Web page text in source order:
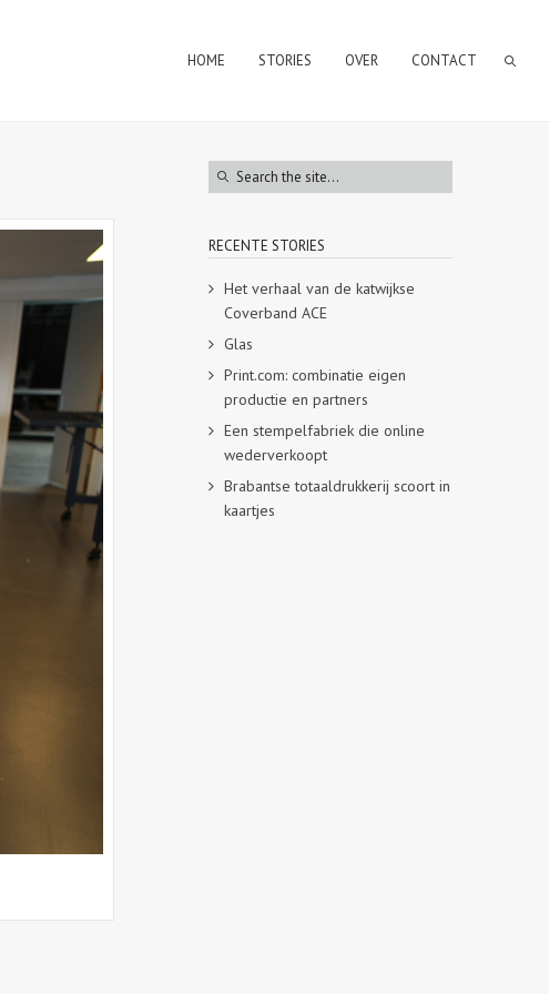
HOME STORIES OVER CONTACT
RECENTE STORIES
Het verhaal van de katwijkse
Coverband ACE
Glas
Print.com: combinatie eigen
productie en partners
Een stempelfabriek die online
wederverkoopt
Brabantse totaaldrukkerij scoort in
kaartjes